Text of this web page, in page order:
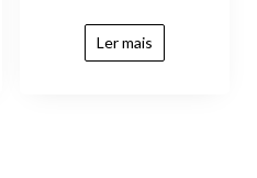
Ler mais